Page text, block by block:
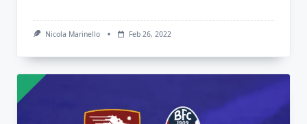
Nicola Marinello Feb 26, 2022